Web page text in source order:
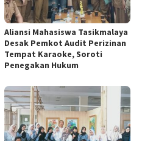
Aliansi Mahasiswa Tasikmalaya
Desak Pemkot Audit Perizinan
Tempat Karaoke, Soroti
Penegakan Hukum